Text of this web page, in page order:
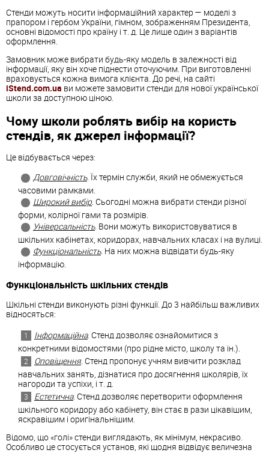
Стенди можуть носити інформаційний характер — моделі з
прапором і гербом України, гімном, зображенням Президента,
основні відомості про країну і т. д. Це лише один з варіантів
оформлення.
Замовник може вибрати будь-яку модель в залежності від
інформації, яку він хоче піднести оточуючим. При виготовленні
враховується кожна вимога клієнта. До речі, на сайті
iStend.com.ua ви можете замовити стенди для нової української
школи за доступною ціною.
Чому школи роблять вибір на користь
стендів, як джерел інформації?
Це відбувається через:
Довговічність. Їх термін служби, який не обмежується
часовими рамками.
Широкий вибір. Сьогодні можна вибрати стенди різної
форми, колірної гами та розмірів.
Універсальність. Вони можуть використовуватися в
шкільних кабінетах, коридорах, навчальних класах і на вулиці.
Функціональність. На них можна відвідати будь-яку
інформацію.
Функціональність шкільних стендів
Шкільні стенди виконують різні функції. До 3 найбільш важливих
відносяться:
Інформаційна. Стенд дозволяє ознайомитися з
конкретними відомостями (про рідне місто, школу та ін.).
Оповіщення. Стенд пропонує учням вивчити розклад
навчальних занять, дізнатися про досягнення школярів, їх
нагороди та успіхи, і т. д.
Естетична. Стенд дозволяє перетворити оформлення
шкільного коридору або кабінету, він стає в рази цікавішим,
яскравішим і оригінальнішим.
Відомо, що «голі» стенди виглядають, як мінімум, некрасиво.
Особливо це стосується установ, які щодня відвідує величезна